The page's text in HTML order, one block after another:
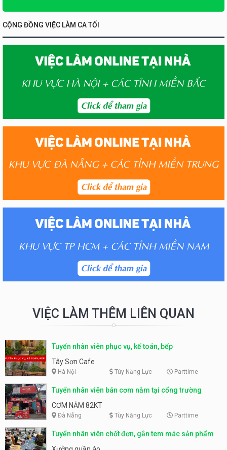
CỘNG ĐỒNG VIỆC LÀM CA TỐI
VIỆC LÀM THÊM LIÊN QUAN
Tuyển nhân viên phục vụ, kế toán, bếp
Tây Sơn Cafe
Hà Nội Tùy Năng Lực Parttime
Tuyển nhân viên bán cơm nắm tại cổng trường
CƠM NẮM 82KT
Đà Nẵng Tùy Năng Lực Parttime
Tuyển nhân viên chốt đơn, gắn tem mác sản phẩm